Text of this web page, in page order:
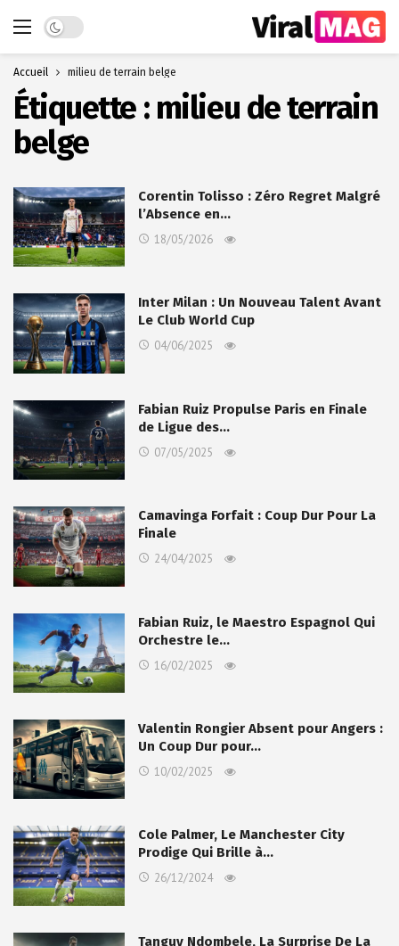
Dark mode
Accueil milieu de terrain belge
Étiquette : milieu de terrain
belge
Corentin Tolisso : Zéro Regret Malgré
l’Absence en…
18/05/2026
Inter Milan : Un Nouveau Talent Avant
Le Club World Cup
04/06/2025
Fabian Ruiz Propulse Paris en Finale
de Ligue des…
07/05/2025
Camavinga Forfait : Coup Dur Pour La
Finale
24/04/2025
Fabian Ruiz, le Maestro Espagnol Qui
Orchestre le…
16/02/2025
Valentin Rongier Absent pour Angers :
Un Coup Dur pour…
10/02/2025
Cole Palmer, Le Manchester City
Prodige Qui Brille à…
26/12/2024
Tanguy Ndombele, La Surprise De La